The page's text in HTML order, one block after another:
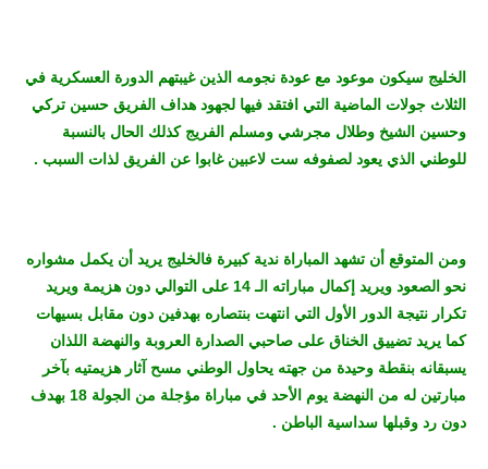
الخليج سيكون موعود مع عودة نجومه الذين غيبتهم الدورة العسكرية في
الثلاث جولات الماضية التي افتقد فيها لجهود هداف الفريق حسين تركي
وحسين الشيخ وطلال مجرشي ومسلم الفريج كذلك الحال بالنسبة
للوطني الذي يعود لصفوفه ست لاعبين غابوا عن الفريق لذات السبب .
ومن المتوقع أن تشهد المباراة ندية كبيرة فالخليج يريد أن يكمل مشواره
نحو الصعود ويريد إكمال مباراته الـ 14 على التوالي دون هزيمة ويريد
تكرار نتيجة الدور الأول التي انتهت بنتصاره بهدفين دون مقابل بسيهات
كما يريد تضييق الخناق على صاحبي الصدارة العروبة والنهضة اللذان
يسبقانه بنقطة وحيدة من جهته يحاول الوطني مسح آثار هزيمتيه بآخر
مبارتين له من النهضة يوم الأحد في مباراة مؤجلة من الجولة 18 بهدف
دون رد وقبلها سداسية الباطن .